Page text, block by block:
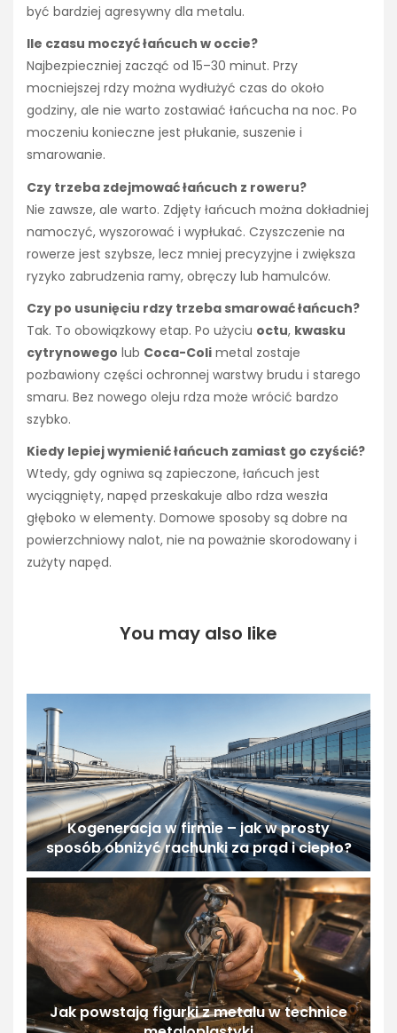
być bardziej agresywny dla metalu.
Ile czasu moczyć łańcuch w occie?
Najbezpieczniej zacząć od 15–30 minut. Przy
mocniejszej rdzy można wydłużyć czas do około
godziny, ale nie warto zostawiać łańcucha na noc. Po
moczeniu konieczne jest płukanie, suszenie i
smarowanie.
Czy trzeba zdejmować łańcuch z roweru?
Nie zawsze, ale warto. Zdjęty łańcuch można dokładniej
namoczyć, wyszorować i wypłukać. Czyszczenie na
rowerze jest szybsze, lecz mniej precyzyjne i zwiększa
ryzyko zabrudzenia ramy, obręczy lub hamulców.
Czy po usunięciu rdzy trzeba smarować łańcuch?
Tak. To obowiązkowy etap. Po użyciu octu, kwasku
cytrynowego lub Coca-Coli metal zostaje
pozbawiony części ochronnej warstwy brudu i starego
smaru. Bez nowego oleju rdza może wrócić bardzo
szybko.
Kiedy lepiej wymienić łańcuch zamiast go czyścić?
Wtedy, gdy ogniwa są zapieczone, łańcuch jest
wyciągnięty, napęd przeskakuje albo rdza weszła
głęboko w elementy. Domowe sposoby są dobre na
powierzchniowy nalot, nie na poważnie skorodowany i
zużyty napęd.
You may also like
Kogeneracja w firmie – jak w prosty
sposób obniżyć rachunki za prąd i ciepło?
Jak powstają figurki z metalu w technice